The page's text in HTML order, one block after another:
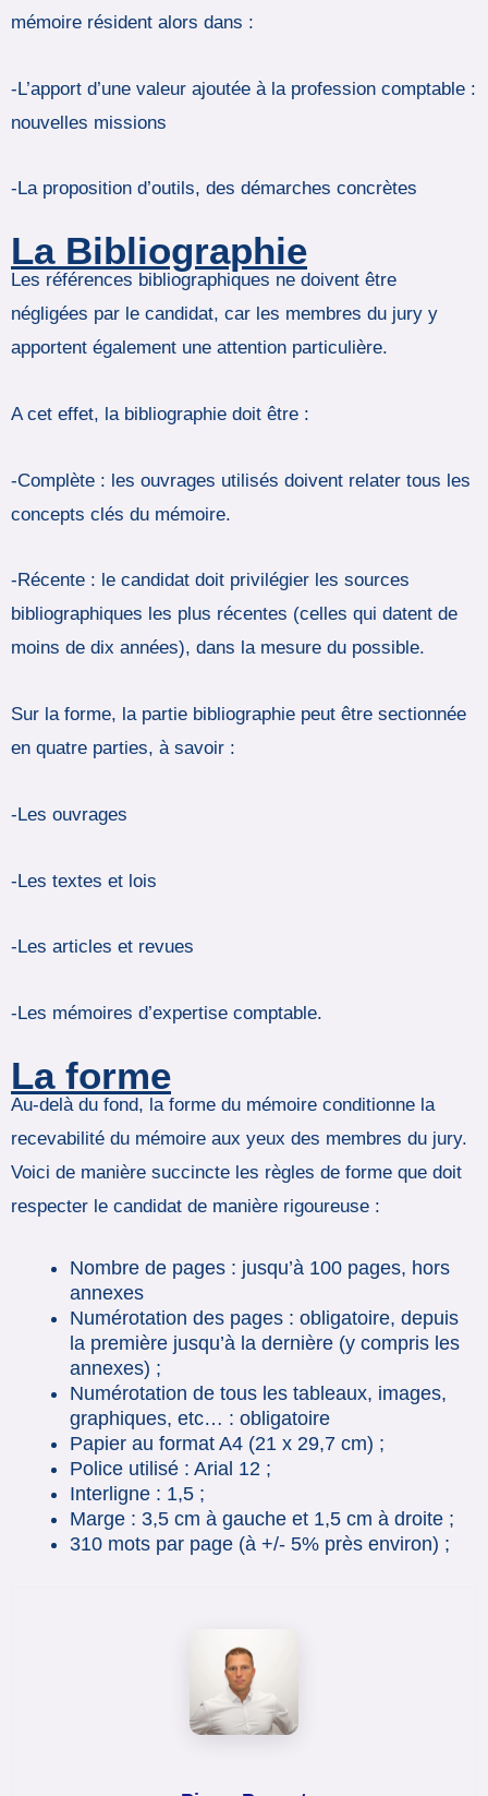
mémoire résident alors dans :
-L’apport d’une valeur ajoutée à la profession comptable :
nouvelles missions
-La proposition d’outils, des démarches concrètes
La Bibliographie
Les références bibliographiques ne doivent être
négligées par le candidat, car les membres du jury y
apportent également une attention particulière.
A cet effet, la bibliographie doit être :
-Complète : les ouvrages utilisés doivent relater tous les
concepts clés du mémoire.
-Récente : le candidat doit privilégier les sources
bibliographiques les plus récentes (celles qui datent de
moins de dix années), dans la mesure du possible.
Sur la forme, la partie bibliographie peut être sectionnée
en quatre parties, à savoir :
-Les ouvrages
-Les textes et lois
-Les articles et revues
-Les mémoires d’expertise comptable.
La forme
Au-delà du fond, la forme du mémoire conditionne la
recevabilité du mémoire aux yeux des membres du jury.
Voici de manière succincte les règles de forme que doit
respecter le candidat de manière rigoureuse :
Nombre de pages : jusqu’à 100 pages, hors
annexes
Numérotation des pages : obligatoire, depuis
la première jusqu’à la dernière (y compris les
annexes) ;
Numérotation de tous les tableaux, images,
graphiques, etc… : obligatoire
Papier au format A4 (21 x 29,7 cm) ;
Police utilisé : Arial 12 ;
Interligne : 1,5 ;
Marge : 3,5 cm à gauche et 1,5 cm à droite ;
310 mots par page (à +/- 5% près environ) ;